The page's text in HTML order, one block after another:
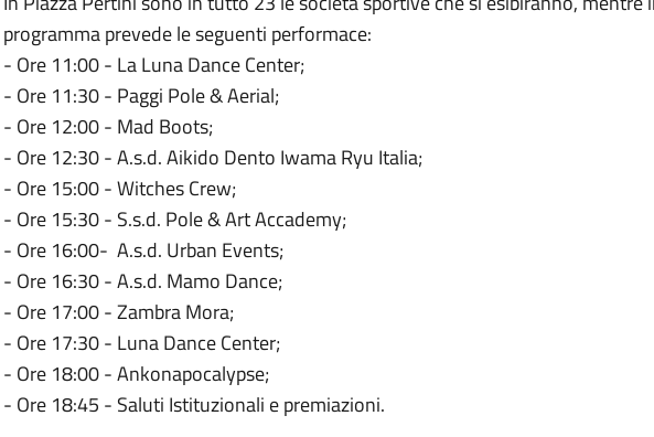
programma prevede le seguenti performace:
- Ore 11:00 - La Luna Dance Center;
- Ore 11:30 - Paggi Pole & Aerial;
- Ore 12:00 - Mad Boots;
- Ore 12:30 - A.s.d. Aikido Dento Iwama Ryu Italia;
- Ore 15:00 - Witches Crew;
- Ore 15:30 - S.s.d. Pole & Art Accademy;
- Ore 16:00- A.s.d. Urban Events;
- Ore 16:30 - A.s.d. Mamo Dance;
- Ore 17:00 - Zambra Mora;
- Ore 17:30 - Luna Dance Center;
- Ore 18:00 - Ankonapocalypse;
- Ore 18:45 - Saluti Istituzionali e premiazioni.